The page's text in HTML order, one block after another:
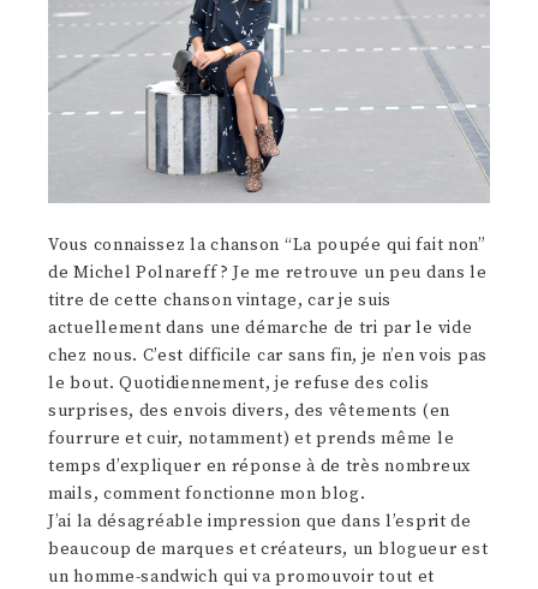
Vous connaissez la chanson “La poupée qui fait non”
de Michel Polnareff ? Je me retrouve un peu dans le
titre de cette chanson vintage, car je suis
actuellement dans une démarche de tri par le vide
chez nous. C’est difficile car sans fin, je n’en vois pas
le bout. Quotidiennement, je refuse des colis
surprises, des envois divers, des vêtements (en
fourrure et cuir, notamment) et prends même le
temps d’expliquer en réponse à de très nombreux
mails, comment fonctionne mon blog.
J’ai la désagréable impression que dans l’esprit de
beaucoup de marques et créateurs, un blogueur est
un homme-sandwich qui va promouvoir tout et